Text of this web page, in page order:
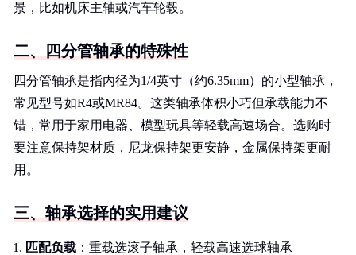
景，比如机床主轴或汽车轮毂。
二、四分管轴承的特殊性
四分管轴承是指内径为1/4英寸（约6.35mm）的小型轴承，
常见型号如R4或MR84。这类轴承体积小巧但承载能力不
错，常用于家用电器、模型玩具等轻载高速场合。选购时
要注意保持架材质，尼龙保持架更安静，金属保持架更耐
用。
三、轴承选择的实用建议
匹配负载 ：重载选滚子轴承，轻载高速选球轴承